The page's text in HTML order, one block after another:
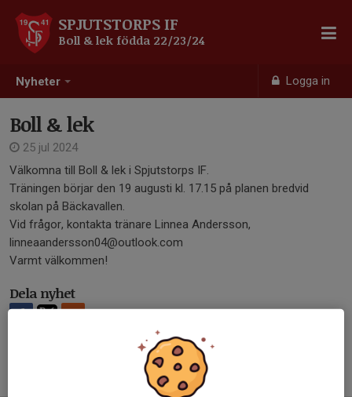
Nyheter Logga in
SPJUTSTORPS IF
Boll & lek födda 22/23/24
Boll & lek
25 jul 2024
Välkomna till Boll & lek i Spjutstorps IF.
Träningen börjar den 19 augusti kl. 17.15 på planen bredvid
skolan på Bäckavallen.
Vid frågor, kontakta tränare Linnea Andersson,
linneaandersson04@outlook.com
Varmt välkommen!
Dela nyhet